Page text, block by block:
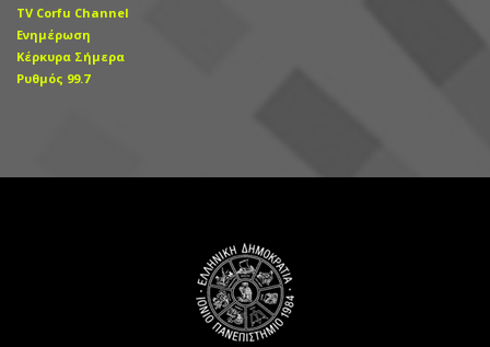
TV Corfu Channel
Ενημέρωση
Κέρκυρα Σήμερα
Ρυθμός 99.7